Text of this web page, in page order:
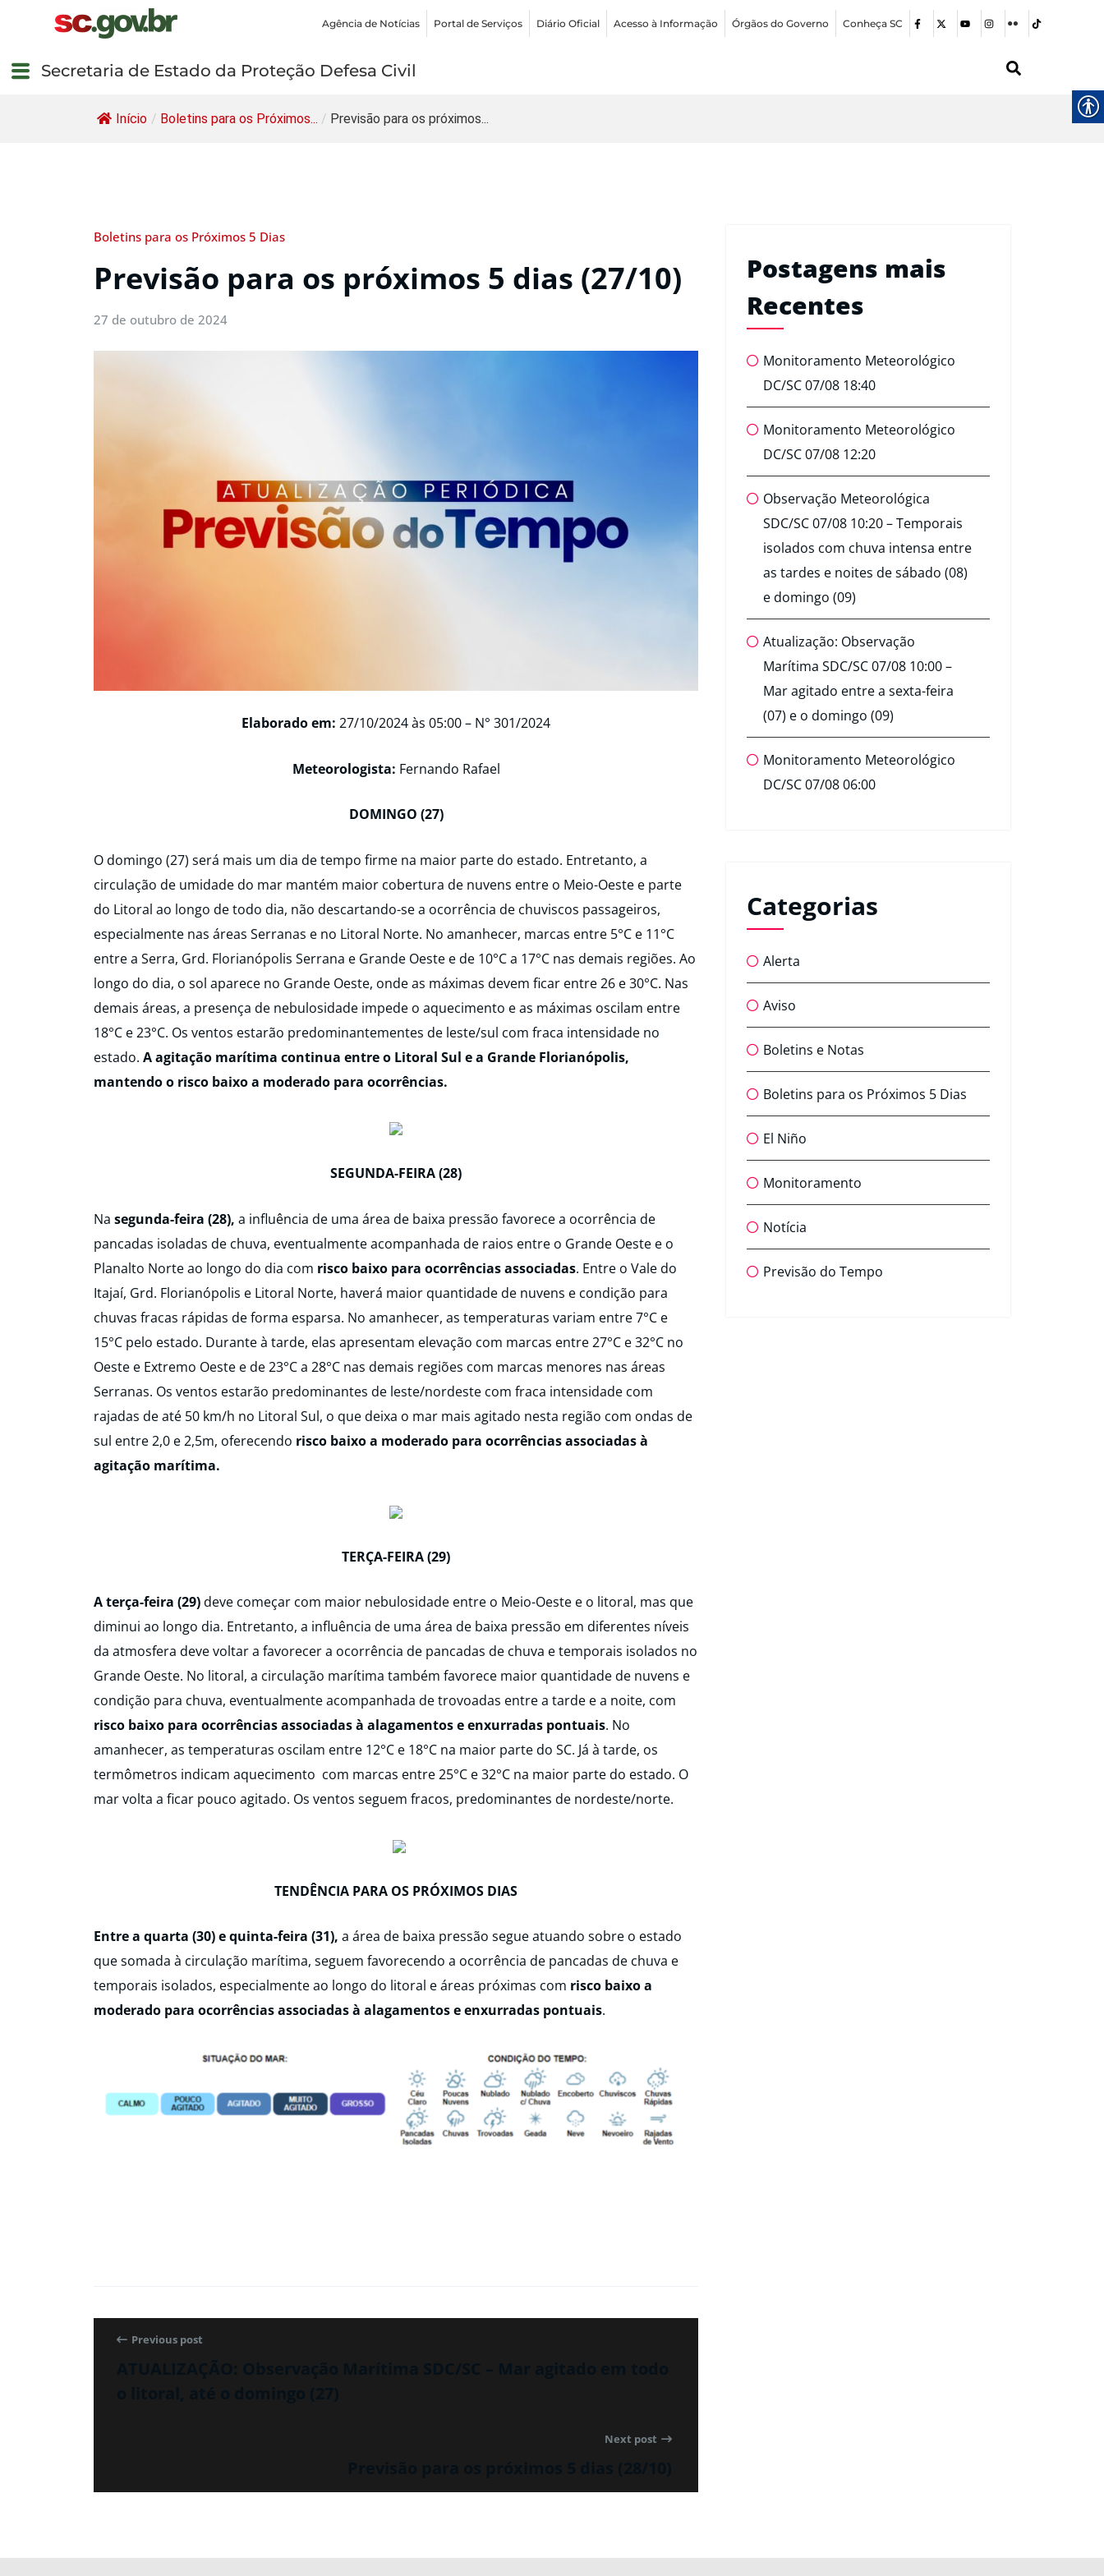
Agência de Notícias Portal de Serviços Diário Oficial Acesso à Informação Órgãos do Governo Conheça SC
Secretaria de Estado da Proteção Defesa Civil
Início / Boletins para os Próximos... / Previsão para os próximos...
Boletins para os Próximos 5 Dias
Previsão para os próximos 5 dias (27/10)
27 de outubro de 2024
Elaborado em: 27/10/2024 às 05:00 – N° 301/2024
Meteorologista: Fernando Rafael
DOMINGO (27)
O domingo (27) será mais um dia de tempo firme na maior parte do estado. Entretanto, a
circulação de umidade do mar mantém maior cobertura de nuvens entre o Meio-Oeste e parte
do Litoral ao longo de todo dia, não descartando-se a ocorrência de chuviscos passageiros,
especialmente nas áreas Serranas e no Litoral Norte. No amanhecer, marcas entre 5°C e 11°C
entre a Serra, Grd. Florianópolis Serrana e Grande Oeste e de 10°C a 17°C nas demais regiões. Ao
longo do dia, o sol aparece no Grande Oeste, onde as máximas devem ficar entre 26 e 30°C. Nas
demais áreas, a presença de nebulosidade impede o aquecimento e as máximas oscilam entre
18°C e 23°C. Os ventos estarão predominantementes de leste/sul com fraca intensidade no
estado. A agitação marítima continua entre o Litoral Sul e a Grande Florianópolis,
mantendo o risco baixo a moderado para ocorrências.
SEGUNDA-FEIRA (28)
Na segunda-feira (28), a influência de uma área de baixa pressão favorece a ocorrência de
pancadas isoladas de chuva, eventualmente acompanhada de raios entre o Grande Oeste e o
Planalto Norte ao longo do dia com risco baixo para ocorrências associadas. Entre o Vale do
Itajaí, Grd. Florianópolis e Litoral Norte, haverá maior quantidade de nuvens e condição para
chuvas fracas rápidas de forma esparsa. No amanhecer, as temperaturas variam entre 7°C e
15°C pelo estado. Durante à tarde, elas apresentam elevação com marcas entre 27°C e 32°C no
Oeste e Extremo Oeste e de 23°C a 28°C nas demais regiões com marcas menores nas áreas
Serranas. Os ventos estarão predominantes de leste/nordeste com fraca intensidade com
rajadas de até 50 km/h no Litoral Sul, o que deixa o mar mais agitado nesta região com ondas de
sul entre 2,0 e 2,5m, oferecendo risco baixo a moderado para ocorrências associadas à
agitação marítima.
TERÇA-FEIRA (29)
A terça-feira (29)deve começar com maior nebulosidade entre o Meio-Oeste e o litoral, mas que
diminui ao longo dia. Entretanto, a influência de uma área de baixa pressão em diferentes níveis
da atmosfera deve voltar a favorecer a ocorrência de pancadas de chuva e temporais isolados no
Grande Oeste. No litoral, a circulação marítima também favorece maior quantidade de nuvens e
condição para chuva, eventualmente acompanhada de trovoadas entre a tarde e a noite, com
risco baixo para ocorrências associadas à alagamentos e enxurradas pontuais. No
amanhecer, as temperaturas oscilam entre 12°C e 18°C na maior parte do SC. Já à tarde, os
termômetros indicam aquecimento com marcas entre 25°C e 32°C na maior parte do estado. O
mar volta a ficar pouco agitado. Os ventos seguem fracos, predominantes de nordeste/norte.
TENDÊNCIA PARA OS PRÓXIMOS DIAS
Entre a quarta (30) e quinta-feira (31), a área de baixa pressão segue atuando sobre o estado
que somada à circulação marítima, seguem favorecendo a ocorrência de pancadas de chuva e
temporais isolados, especialmente ao longo do litoral e áreas próximas com risco baixo a
moderado para ocorrências associadas à alagamentos e enxurradas pontuais.
Previous post
Next post
Postagens mais
Recentes
Monitoramento Meteorológico
DC/SC 07/08 18:40
Monitoramento Meteorológico
DC/SC 07/08 12:20
Observação Meteorológica
SDC/SC 07/08 10:20 – Temporais
isolados com chuva intensa entre
as tardes e noites de sábado (08)
e domingo (09)
Atualização: Observação
Marítima SDC/SC 07/08 10:00 –
Mar agitado entre a sexta-feira
(07) e o domingo (09)
Monitoramento Meteorológico
DC/SC 07/08 06:00
Categorias
Alerta
Aviso
Boletins e Notas
Boletins para os Próximos 5 Dias
El Niño
Monitoramento
Notícia
Previsão do Tempo